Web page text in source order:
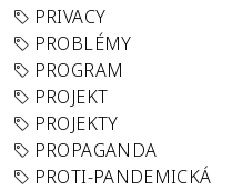
PRIVACY
PROBLÉMY
PROGRAM
PROJEKT
PROJEKTY
PROPAGANDA
PROTI-PANDEMICKÁ